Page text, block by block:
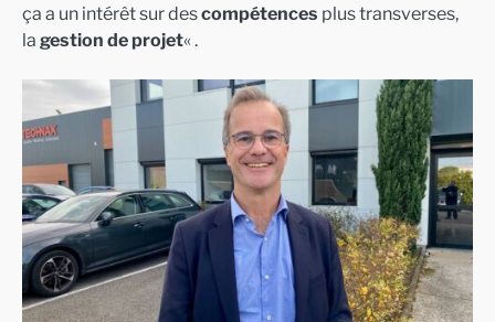
ça a un intérêt sur descompétences plus transverses,
la gestion de projet« .